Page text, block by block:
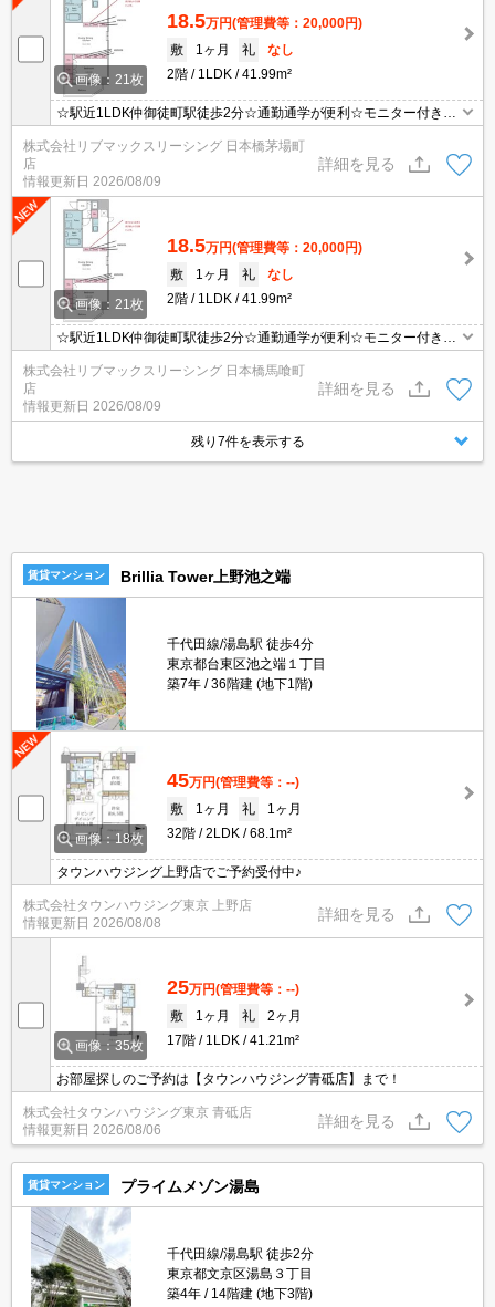
画像：21枚
18.5万円(管理費等：20,000円)
敷
1ヶ月 礼
なし
2階
1LDK 41.99m²
☆駅近1LDK仲御徒町駅徒歩2分☆通勤通学が便利☆モニター付きイ
ンターホン・オートロックで設備充実☆
株式会社リブマックスリーシング 日本橋茅場町
店
情報更新日 2026/08/09
詳細を見る
画像：21枚
18.5万円(管理費等：20,000円)
敷
1ヶ月 礼
なし
2階
1LDK 41.99m²
☆駅近1LDK仲御徒町駅徒歩2分☆通勤通学が便利☆モニター付きイ
ンターホン・オートロックで設備充実☆
株式会社リブマックスリーシング 日本橋馬喰町
店
情報更新日 2026/08/09
詳細を見る
残り7件を表示する
賃貸マンション Brillia Tower上野池之端
千代田線/湯島駅 徒歩4分
東京都台東区池之端１丁目
築7年
36階建 (地下1階)
画像：18枚
45万円(管理費等：--)
敷
1ヶ月 礼
1ヶ月
32階
2LDK 68.1m²
タウンハウジング上野店でご予約受付中♪
株式会社タウンハウジング東京 上野店
情報更新日 2026/08/08
詳細を見る
画像：35枚
25万円(管理費等：--)
敷
1ヶ月 礼
2ヶ月
17階
1LDK 41.21m²
お部屋探しのご予約は【タウンハウジング青砥店】まで！
株式会社タウンハウジング東京 青砥店
情報更新日 2026/08/06
詳細を見る
賃貸マンション プライムメゾン湯島
千代田線/湯島駅 徒歩2分
東京都文京区湯島３丁目
築4年
14階建 (地下3階)